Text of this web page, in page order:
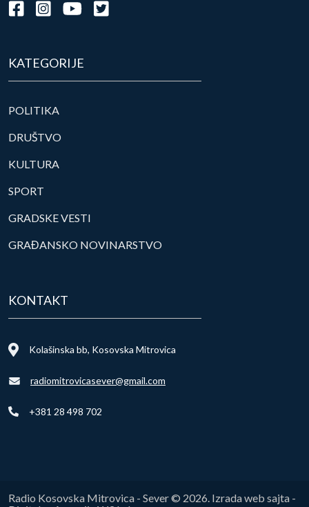
KATEGORIJE
POLITIKA
DRUŠTVO
KULTURA
SPORT
GRADSKE VESTI
GRAĐANSKO NOVINARSTVO
KONTAKT
Kolašinska bb, Kosovska Mitrovica
radiomitrovicasever@gmail.com
+381 28 498 702
Radio Kosovska Mitrovica - Sever © 2026. Izrada web sajta -